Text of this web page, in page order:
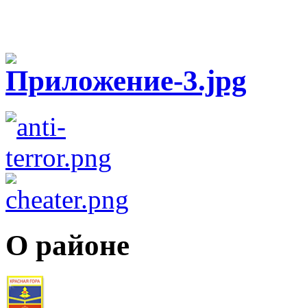
О районе